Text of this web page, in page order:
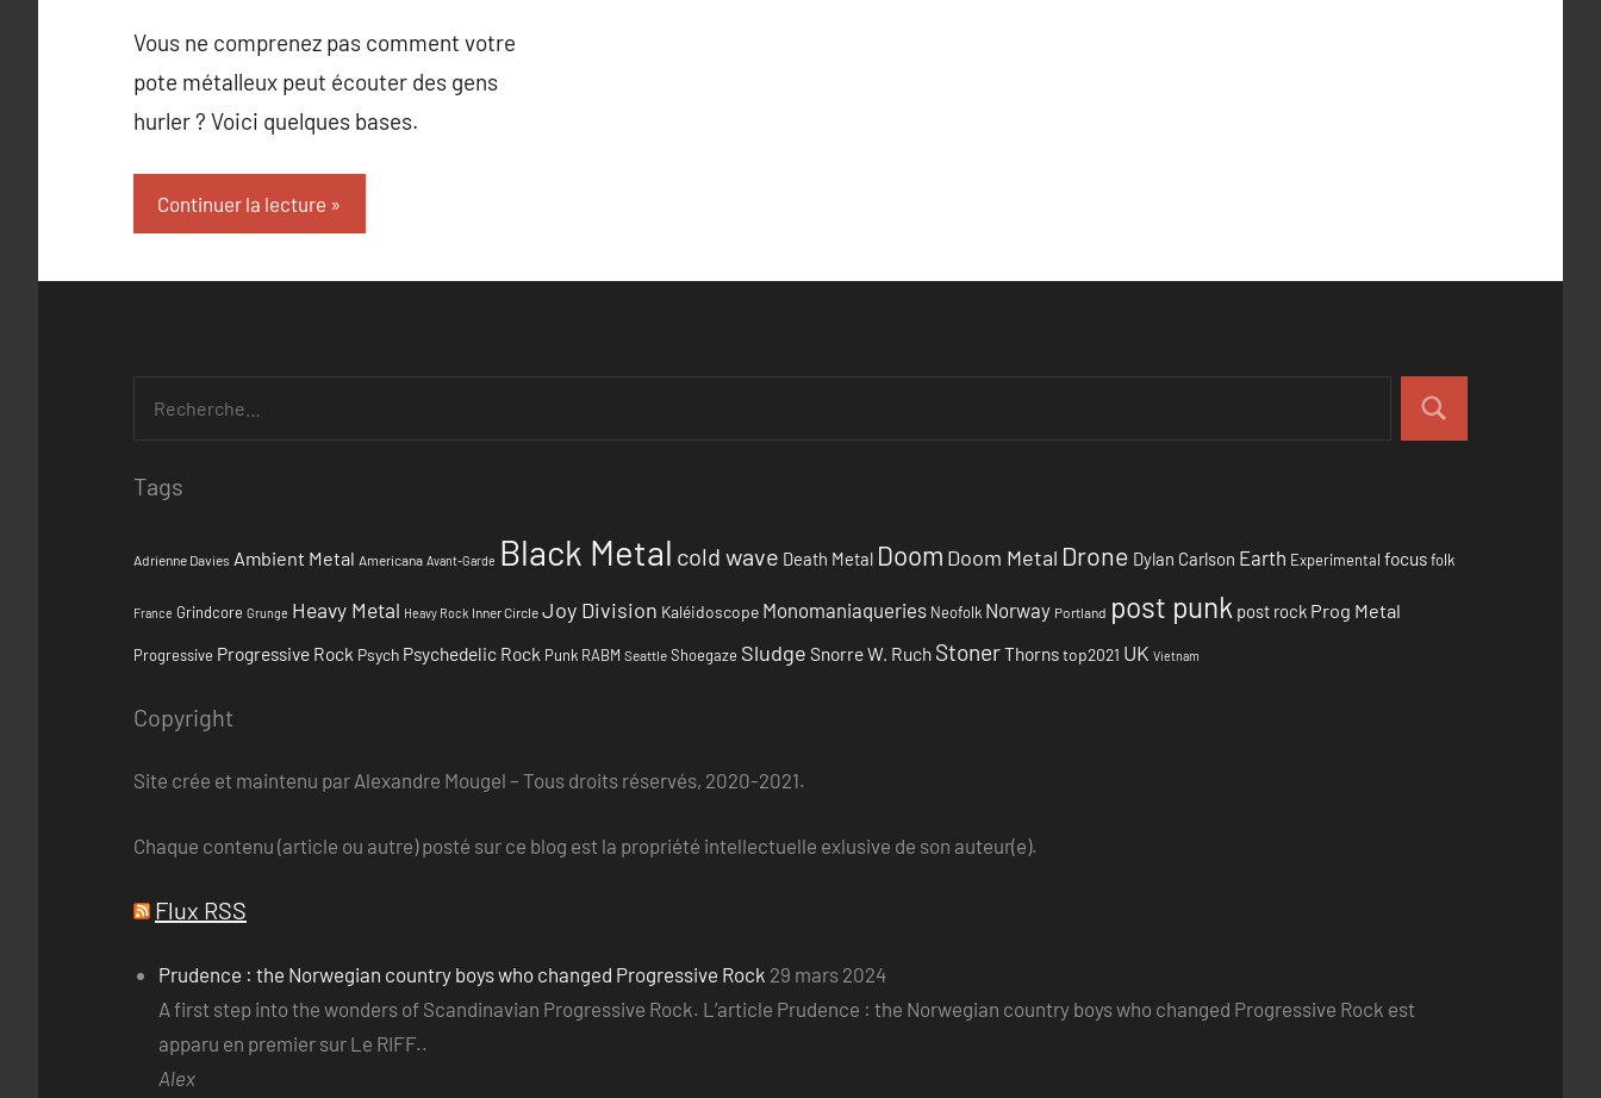
Vous ne comprenez pas comment votre
pote métalleux peut écouter des gens
hurler ? Voici quelques bases.
Continuer la lecture
Tags
Adrienne Davies Ambient Metal Americana Avant-Garde Black Metal cold wave Death Metal Doom Doom Metal Drone Dylan Carlson Earth Experimental focusfolk
France Grindcore Grunge Heavy Metal Heavy Rock Inner Circle Joy Division Kaléidoscope Monomaniaqueries Neofolk Norway Portland post punk post rock Prog Metal
Progressive Progressive Rock Psych Psychedelic Rock Punk RABM Seattle Shoegaze Sludge Snorre W. Ruch StonerThornstop2021 UK Vietnam
Copyright
Site crée et maintenu par Alexandre Mougel – Tous droits réservés, 2020-2021.
Chaque contenu (article ou autre) posté sur ce blog est la propriété intellectuelle exlusive de son auteur(e).
Flux RSS
Prudence : the Norwegian country boys who changed Progressive Rock 29 mars 2024
A first step into the wonders of Scandinavian Progressive Rock. L’article Prudence : the Norwegian country boys who changed Progressive Rock est
apparu en premier sur Le RIFF..
Alex